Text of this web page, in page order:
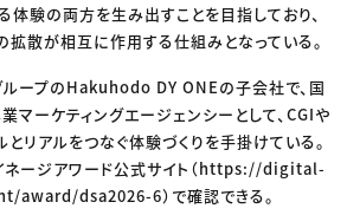
体験の両方を生み出すことを目指しており、
散が相互に作用する仕組みとなっている。
ープのHakuhodo DY ONEの子会社で、国
マーケティングエージェンシーとして、CGIや
リアルをつなぐ体験づくりを手掛けている。
ネージアワード公式サイト（https://digital-
dsa2026-6）で確認できる。